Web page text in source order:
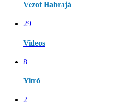
Vezot Habrajá
29
Videos
8
Yitró
2